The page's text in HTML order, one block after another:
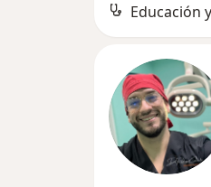
Educación